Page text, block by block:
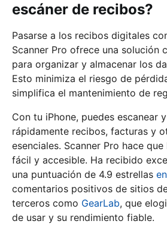
escáner de recibos?
Pasarse a los recibos digitales
Scanner Pro ofrece una solución
para organizar y almacenar los
Esto minimiza el riesgo de
simplifica el mantenimiento de
Con tu iPhone, puedes escanear
rápidamente recibos, facturas y
esenciales. Scanner Pro hace
fácil y accesible. Ha recibido
una puntuación de 4.9 estrellas
comentarios positivos de sitios
terceros como GearLab, que
de usar y su rendimiento fiable.